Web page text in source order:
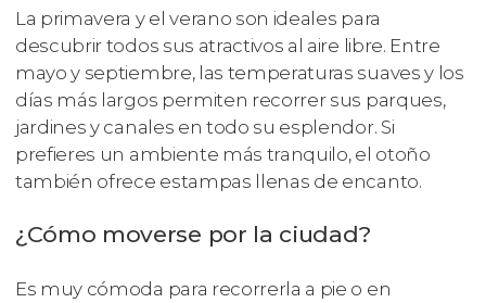
La primavera y el verano son ideales para
descubrir todos sus atractivos al aire libre. Entre
mayo y septiembre, las temperaturas suaves y los
días más largos permiten recorrer sus parques,
jardines y canales en todo su esplendor. Si
prefieres un ambiente más tranquilo, el otoño
también ofrece estampas llenas de encanto.
¿Cómo moverse por la ciudad?
Es muy cómoda para recorrerla a pie o en